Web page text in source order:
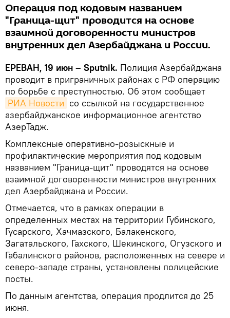
Операция под кодовым названием
"Граница-щит" проводится на основе
взаимной договоренности министров
внутренних дел Азербайджана и России.
ЕРЕВАН, 19 июн – Sputnik. Полиция Азербайджана
проводит в приграничных районах с РФ операцию
по борьбе с преступностью․ Об этом сообщает
РИА Новости со ссылкой на государственное
азербайджанское информационное агентство
АзерТадж.
Комплексные оперативно-розыскные и
профилактические мероприятия под кодовым
названием "Граница-щит" проводятся на основе
взаимной договоренности министров внутренних
дел Азербайджана и России.
Отмечается, что в рамках операции в
определенных местах на территории Губинского,
Гусарского, Хачмазского, Балакенского,
Загатальского, Гахского, Шекинского, Огузского и
Габалинского районов, расположенных на севере и
северо-западе страны, установлены полицейские
посты.
По данным агентства, операция продлится до 25
июня.